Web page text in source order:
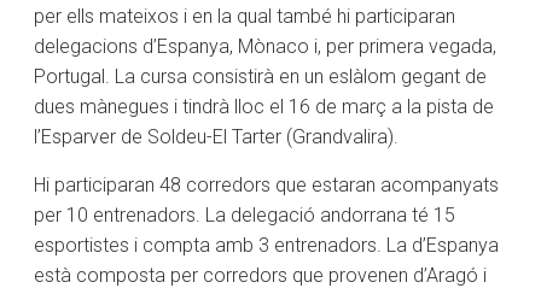
per ells mateixos i en la qual també hi participaran
delegacions d’Espanya, Mònaco i, per primera vegada,
Portugal. La cursa consistirà en un eslàlom gegant de
dues mànegues i tindrà lloc el 16 de març a la pista de
l’Esparver de Soldeu-El Tarter (Grandvalira).
Hi participaran 48 corredors que estaran acompanyats
per 10 entrenadors. La delegació andorrana té 15
esportistes i compta amb 3 entrenadors. La d’Espanya
està composta per corredors que provenen d’Aragó i